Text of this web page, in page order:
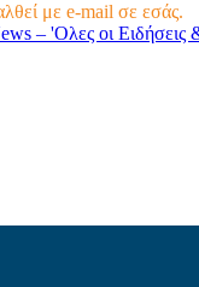
με e-mail σε εσάς.
– 'Ολες οι Ειδήσεις